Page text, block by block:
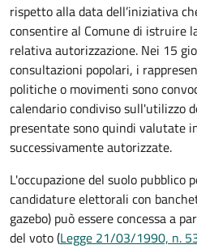
rispetto alla data dell’iniziativa
consentire al Comune di istruire
relativa autorizzazione. Nei 15
consultazioni popolari, i
politiche o movimenti sono
calendario condiviso sull'utilizzo
presentate sono quindi valutate
successivamente autorizzate.
L'occupazione del suolo pubblico
candidature elettorali con
gazebo) può essere concessa a
del voto (Legge 21/03/1990, n.